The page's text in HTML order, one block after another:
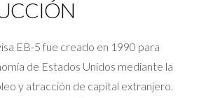
EB-5 fue creado en 1990 para
de Estados Unidos mediante la
y atracción de capital extranjero.